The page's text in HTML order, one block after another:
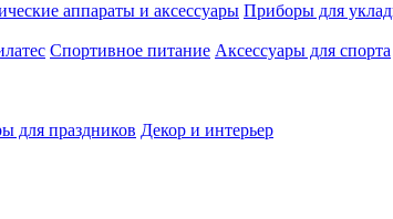
аппараты и аксессуары Приборы для
Спортивное питание Аксессуары для спорта
для праздников Декор и интерьер